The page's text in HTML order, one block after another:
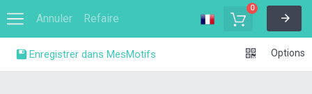
Annuler Refaire
0
Enregistrer dans MesMotifs Options